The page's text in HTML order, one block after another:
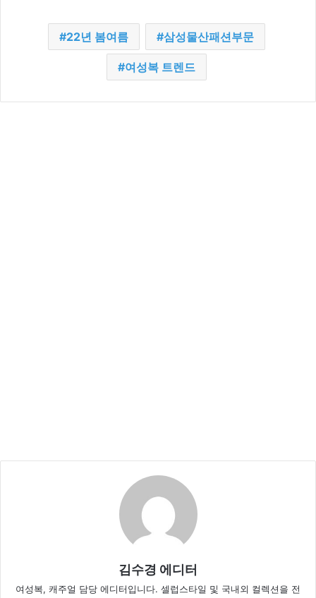
22년 봄여름 삼성물산패션부문
여성복 트렌드
김수경 에디터
여성복, 캐주얼 담당 에디터입니다. 셀럽스타일 및 국내외 컬렉션을 전